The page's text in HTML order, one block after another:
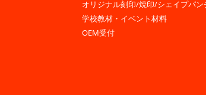
オリジナル刻印/焼印/シェイプパン
学校教材・イベント材料
OEM受付